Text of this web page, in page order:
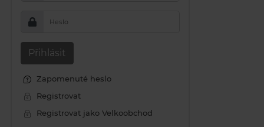
Heslo
Přihlásit
Zapomenuté heslo
Registrovat
Registrovat jako Velkoobchod